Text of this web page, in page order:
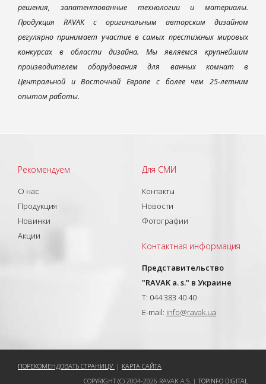
решения, запатентованные технологии и материалы.
Продукция RAVAK с оригинальным авторским дизайном
регулярно принимает участие в самых престижных мировых
конкурсах в области дизайна. Мы являемся крупнейшим
производителем оборудования для ванных комнат в
Центральной и Восточной Европе с более чем 25-летним
опытом работы.
Рекомендуем
О нас
Продукция
Новинки
Акции
Для СМИ
Контакты
Новости
Фотографии
Контактная информация
Представительство
"RAVAK a. s." в Украине
T: 044 383 40 40
E-mail: info@ravak.ua
ПОРЕКОМЕНДОВАТЬ СТРАНИЦУ | КАРТА САЙТА
COPYRIGHT (C) 2004-2026 RAVAK A.S. |TOPINFO DIGITAL